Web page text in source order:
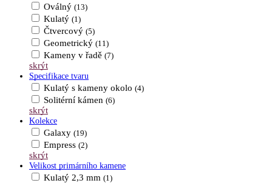
Oválný (13)
Kulatý (1)
Čtvercový (5)
Geometrický (11)
Kameny v řadě (7)
skrýt
Specifikace tvaru
Kulatý s kameny okolo (4)
Solitérní kámen (6)
skrýt
Kolekce
Galaxy (19)
Empress (2)
skrýt
Velikost primárního kamene
Kulatý 2,3 mm (1)